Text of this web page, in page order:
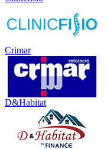
Crimar
D&Habitat